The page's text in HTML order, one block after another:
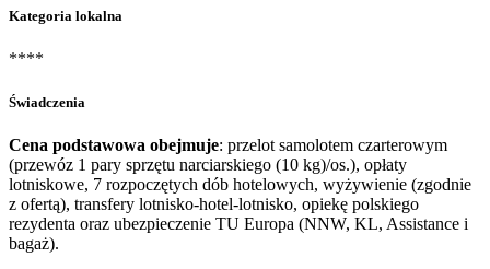
Kategoria lokalna
****
Świadczenia
Cena podstawowa obejmuje: przelot samolotem czarterowym
(przewóz 1 pary sprzętu narciarskiego (10 kg)/os.), opłaty
lotniskowe, 7 rozpoczętych dób hotelowych, wyżywienie (zgodnie
z ofertą), transfery lotnisko-hotel-lotnisko, opiekę polskiego
rezydenta oraz ubezpieczenie TU Europa (NNW, KL, Assistance i
bagaż).